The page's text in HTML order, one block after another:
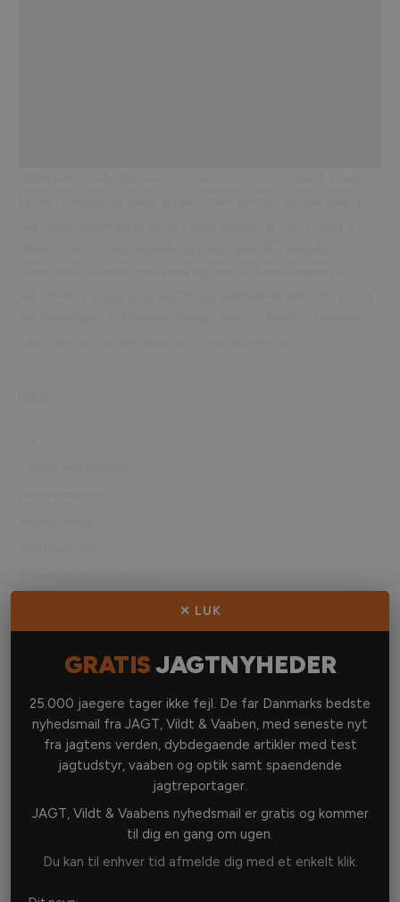
Forhandlere
Kontakt os
KATEGORIER
DANSK JAGT
VÅBEN & AMMUNITION
JAGTUDSTYR
✕ LUK
GRATISJAGTNYHEDER
25.000 jaegere tager ikke fejl. De far Danmarks bedste
nyhedsmail fra JAGT, Vildt & Vaaben, med seneste nyt
fra jagtens verden, dybdegaende artikler med test
jagtudstyr, vaaben og optik samt spaendende
jagtreportager.
JAGT, Vildt & Vaabens nyhedsmail er gratis og kommer
til dig en gang om ugen.
Du kan til enhver tid afmelde dig med et enkelt klik.